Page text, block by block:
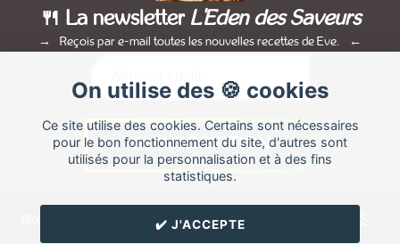
On utilise des 🍪 cookies
Ce site utilise des cookies. Certains sont nécessaires
pour le bon fonctionnement du site, d'autres sont
utilisés pour la personnalisation et à des fins
statistiques.
✔️ J'ACCEPTE
🍴 La newsletter L'Eden des Saveurs
Reçois par e-mail toutes les nouvelles recettes de Eve.
Blog de recettes de cuisine de Eve créé sur